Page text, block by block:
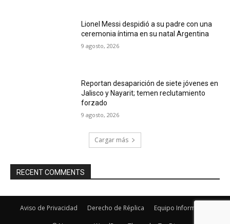
Lionel Messi despidió a su padre con una
ceremonia íntima en su natal Argentina
9 agosto, 2026
Reportan desaparición de siete jóvenes en
Jalisco y Nayarit; temen reclutamiento
forzado
9 agosto, 2026
Cargar más
RECENT COMMENTS
Aviso de Privacidad Derecho de Réplica Equipo Informativo